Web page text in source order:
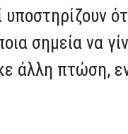
σημεία να
άλλη πτώση,